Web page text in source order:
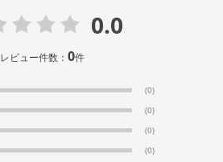
0.0
レビュー件数：0件
(0)
(0)
(0)
(0)